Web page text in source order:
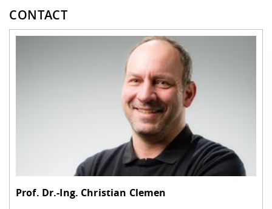
CONTACT
Prof. Dr.-Ing. Christian Clemen